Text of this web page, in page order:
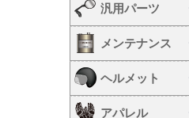
汎用パーツ
メンテナンス
ヘルメット
アパレル